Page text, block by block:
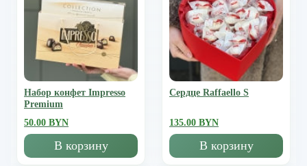
Набор конфет Impresso
Premium
50.00 BYN
В корзину
Сердце Raffaello S
135.00 BYN
В корзину